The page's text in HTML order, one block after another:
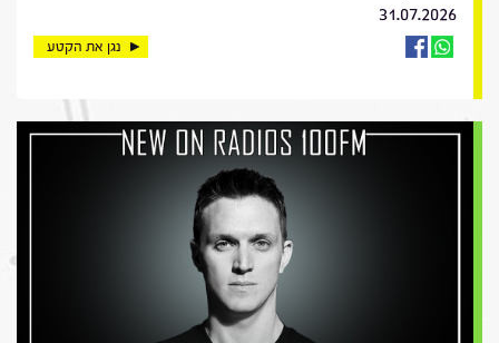
31.07.2026
נגן את הקטע